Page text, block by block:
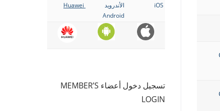
iOS
الأندرويد
Android
تسجيل دخول أعضاء MEMBER’S
LOGIN